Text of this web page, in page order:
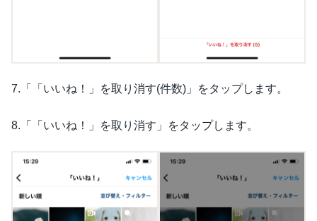
7.「「いいね！」を取り消す(件数)」をタップします。
8.「「いいね！」を取り消す」をタップします。